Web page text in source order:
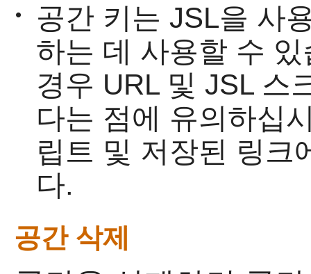
•
공간 키는 JSL을 사
하는 데 사용할 수
경우 URL 및 JSL 스
다는 점에 유의하십
립트 및 저장된 링크
다.
공간 삭제